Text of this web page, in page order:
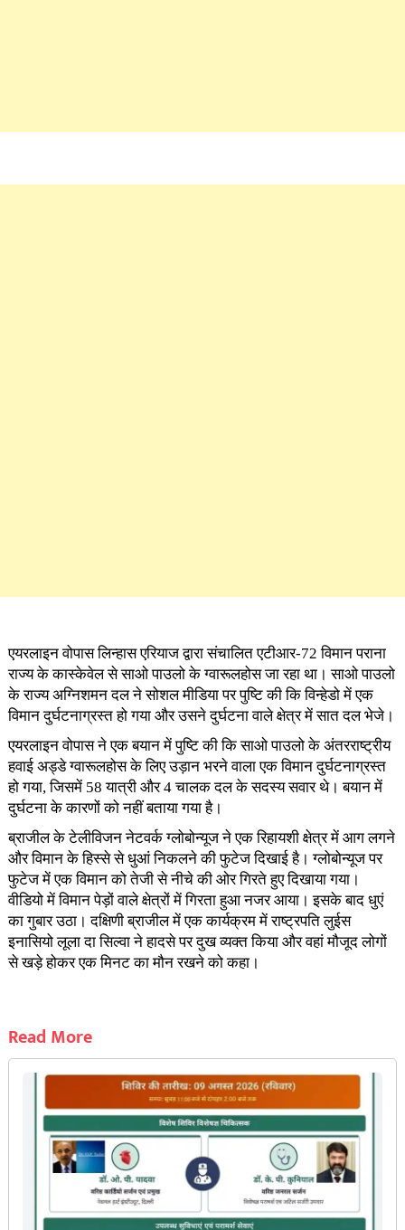
एयरलाइन वोपास लिन्हास एरियाज द्वारा संचालित एटीआर-72 विमान पराना
राज्य के कास्केवेल से साओ पाउलो के ग्वारूलहोस जा रहा था। साओ पाउलो
के राज्य अग्निशमन दल ने सोशल मीडिया पर पुष्टि की कि विन्हेडो में एक
विमान दुर्घटनाग्रस्त हो गया और उसने दुर्घटना वाले क्षेत्र में सात दल भेजे।
एयरलाइन वोपास ने एक बयान में पुष्टि की कि साओ पाउलो के अंतरराष्ट्रीय
हवाई अड्डे ग्वारूलहोस के लिए उड़ान भरने वाला एक विमान दुर्घटनाग्रस्त
हो गया, जिसमें 58 यात्री और 4 चालक दल के सदस्य सवार थे। बयान में
दुर्घटना के कारणों को नहीं बताया गया है।
ब्राजील के टेलीविजन नेटवर्क ग्लोबोन्यूज ने एक रिहायशी क्षेत्र में आग लगने
और विमान के हिस्से से धुआं निकलने की फुटेज दिखाई है। ग्लोबोन्यूज पर
फुटेज में एक विमान को तेजी से नीचे की ओर गिरते हुए दिखाया गया।
वीडियो में विमान पेड़ों वाले क्षेत्रों में गिरता हुआ नजर आया। इसके बाद धुएं
का गुबार उठा। दक्षिणी ब्राजील में एक कार्यक्रम में राष्ट्रपति लुईस
इनासियो लूला दा सिल्वा ने हादसे पर दुख व्यक्त किया और वहां मौजूद लोगों
से खड़े होकर एक मिनट का मौन रखने को कहा।
Read More